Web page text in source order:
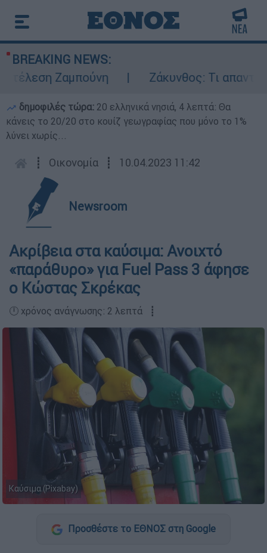
BREAKING NEWS:
Ζαμπούνη
Ζάκυνθος: Τι απαντά η
δημοφιλές τώρα: 20 ελληνικά νησιά, 4 λεπτά: Θα
κάνεις το 20/20 στο κουίζ γεωγραφίας που μόνο το 1%
λύνει χωρίς...
┋ Οικονομία ┋ 10.04.2023 11:42
Newsroom
Ακρίβεια στα καύσιμα: Ανοιχτό
«παράθυρο» για Fuel Pass 3 άφησε
ο Κώστας Σκρέκας
🕛 χρόνος ανάγνωσης: 2 λεπτά ┋
Καύσιμα (Pixabay)
Προσθέστε το ΕΘΝΟΣ στη Google